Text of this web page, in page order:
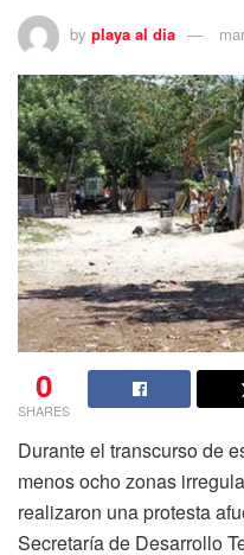
by playa al dia
0
SHARES
Durante el transcurso de
menos ocho zonas
realizaron una protesta
Secretaría de Desarrollo